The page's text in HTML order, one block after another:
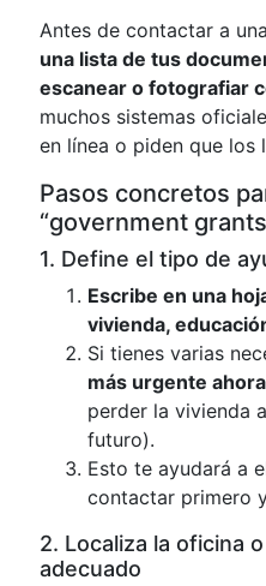
Antes de contactar a
una lista de tus
escanear o fotografiar
muchos sistemas
en línea o piden que los
Pasos concretos
“government
1. Define el tipo de
Escribe en una
vivienda,
Si tienes varias
más urgente ahora
perder la vivienda
futuro).
Esto te ayudará a
contactar primero
2. Localiza la oficina
adecuado